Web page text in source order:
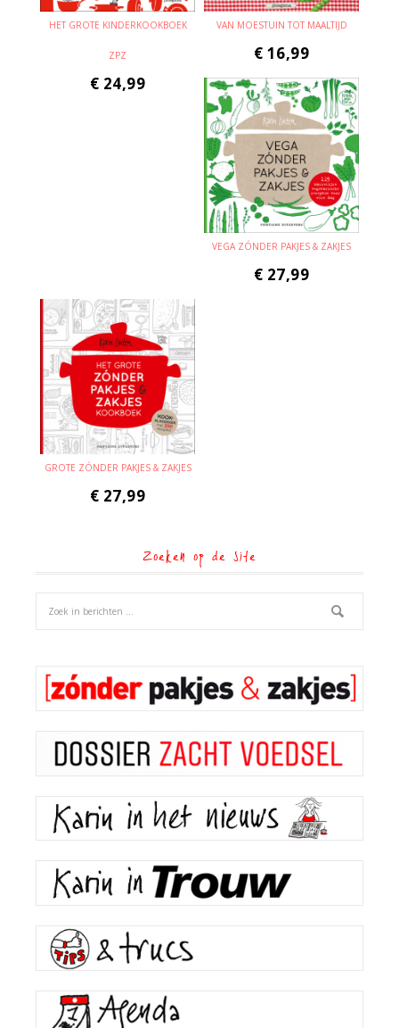
HET GROTE KINDERKOOKBOEK
ZPZ
€ 24,99
VAN MOESTUIN TOT MAALTIJD
€ 16,99
VEGA ZÓNDER PAKJES & ZAKJES
€ 27,99
GROTE ZÓNDER PAKJES & ZAKJES
€ 27,99
Zoeken op de site